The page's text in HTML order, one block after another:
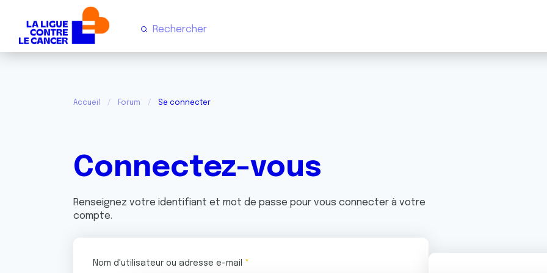
Accueil Forum Se connecter
Connectez-vous
Renseignez votre identifiant et mot de passe pour vous connecter à votre
compte.
Nom d'utilisateur ou adresse e-mail